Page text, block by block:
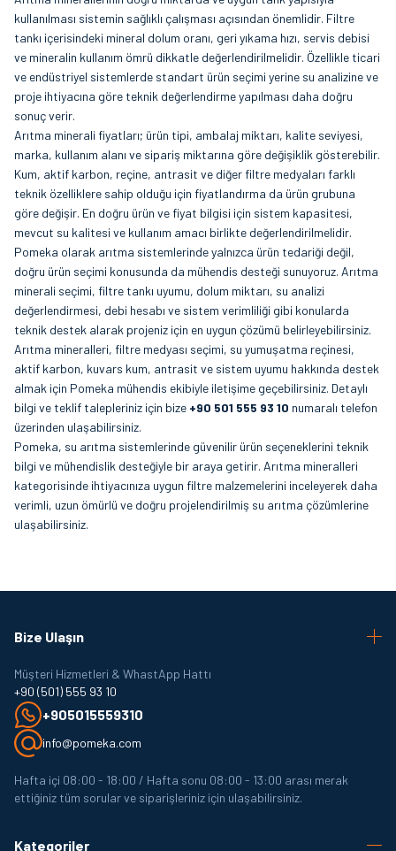
kullanılması sistemin sağlıklı çalışması açısından önemlidir. Filtre
tankı içerisindeki mineral dolum oranı, geri yıkama hızı, servis debisi
ve mineralin kullanım ömrü dikkatle değerlendirilmelidir. Özellikle ticari
ve endüstriyel sistemlerde standart ürün seçimi yerine su analizine ve
proje ihtiyacına göre teknik değerlendirme yapılması daha doğru
sonuç verir.
Arıtma minerali fiyatları; ürün tipi, ambalaj miktarı, kalite seviyesi,
marka, kullanım alanı ve sipariş miktarına göre değişiklik gösterebilir.
Kum, aktif karbon, reçine, antrasit ve diğer filtre medyaları farklı
teknik özelliklere sahip olduğu için fiyatlandırma da ürün grubuna
göre değişir. En doğru ürün ve fiyat bilgisi için sistem kapasitesi,
mevcut su kalitesi ve kullanım amacı birlikte değerlendirilmelidir.
Pomeka olarak arıtma sistemlerinde yalnızca ürün tedariği değil,
doğru ürün seçimi konusunda da mühendis desteği sunuyoruz. Arıtma
minerali seçimi, filtre tankı uyumu, dolum miktarı, su analizi
değerlendirmesi, debi hesabı ve sistem verimliliği gibi konularda
teknik destek alarak projeniz için en uygun çözümü belirleyebilirsiniz.
Arıtma mineralleri, filtre medyası seçimi, su yumuşatma reçinesi,
aktif karbon, kuvars kum, antrasit ve sistem uyumu hakkında destek
almak için Pomeka mühendis ekibiyle iletişime geçebilirsiniz. Detaylı
bilgi ve teklif talepleriniz için bize +90 501 555 93 10 numaralı telefon
üzerinden ulaşabilirsiniz.
Pomeka, su arıtma sistemlerinde güvenilir ürün seçeneklerini teknik
bilgi ve mühendislik desteğiyle bir araya getirir. Arıtma mineralleri
kategorisinde ihtiyacınıza uygun filtre malzemelerini inceleyerek daha
verimli, uzun ömürlü ve doğru projelendirilmiş su arıtma çözümlerine
ulaşabilirsiniz.
Bize Ulaşın
Müşteri Hizmetleri & WhastApp Hattı
+90 (501) 555 93 10
+905015559310
info@pomeka.com
Hafta içi 08:00 - 18:00 / Hafta sonu 08:00 - 13:00 arası merak
ettiğiniz tüm sorular ve siparişleriniz için ulaşabilirsiniz.
Kategoriler